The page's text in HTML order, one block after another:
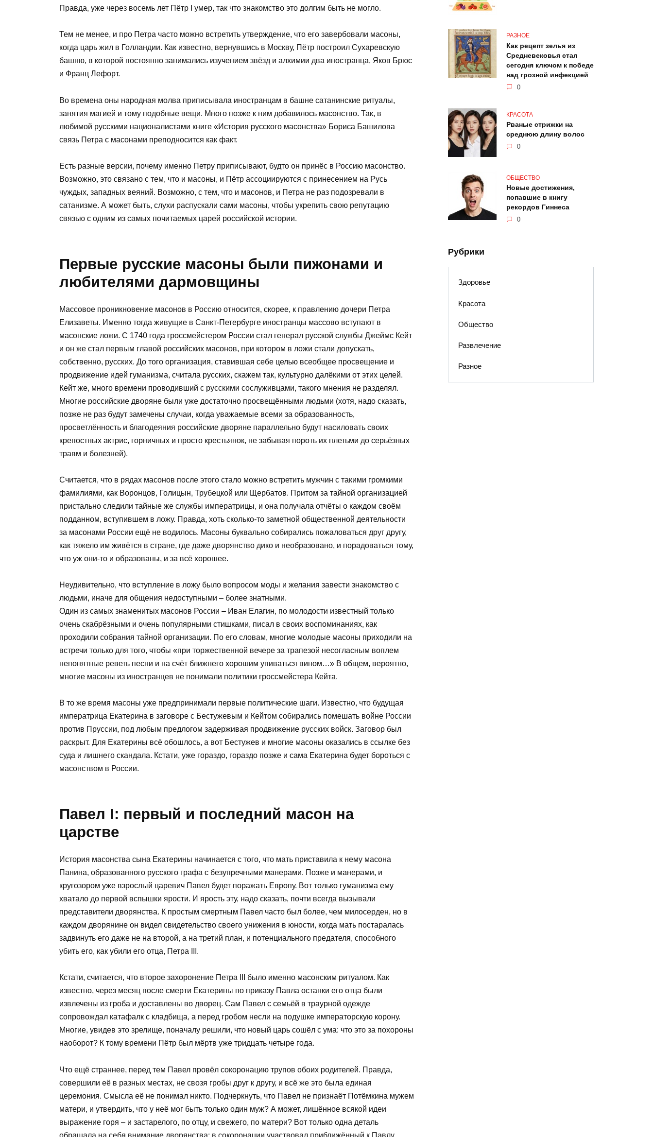
Правда, уже через восемь лет Пётр I умер, так что знакомство это долгим быть не могло.
Тем не менее, и про Петра часто можно встретить утверждение, что его завербовали масоны,
когда царь жил в Голландии. Как известно, вернувшись в Москву, Пётр построил Сухаревскую
башню, в которой постоянно занимались изучением звёзд и алхимии два иностранца, Яков Брюс
и Франц Лефорт.
Во времена оны народная молва приписывала иностранцам в башне сатанинские ритуалы,
занятия магией и тому подобные вещи. Много позже к ним добавилось масонство. Так, в
любимой русскими националистами книге «История русского масонства» Бориса Башилова
связь Петра с масонами преподносится как факт.
Есть разные версии, почему именно Петру приписывают, будто он принёс в Россию масонство.
Возможно, это связано с тем, что и масоны, и Пётр ассоциируются с принесением на Русь
чуждых, западных веяний. Возможно, с тем, что и масонов, и Петра не раз подозревали в
сатанизме. А может быть, слухи распускали сами масоны, чтобы укрепить свою репутацию
связью с одним из самых почитаемых царей российской истории.
Первые русские масоны были пижонами и
любителями дармовщины
Массовое проникновение масонов в Россию относится, скорее, к правлению дочери Петра
Елизаветы. Именно тогда живущие в Санкт-Петербурге иностранцы массово вступают в
масонские ложи. С 1740 года гроссмейстером России стал генерал русской службы Джеймс Кейт
и он же стал первым главой российских масонов, при котором в ложи стали допускать,
собственно, русских. До того организация, ставившая себе целью всеобщее просвещение и
продвижение идей гуманизма, считала русских, скажем так, культурно далёкими от этих целей.
Кейт же, много времени проводивший с русскими сослуживцами, такого мнения не разделял.
Многие российские дворяне были уже достаточно просвещёнными людьми (хотя, надо сказать,
позже не раз будут замечены случаи, когда уважаемые всеми за образованность,
просветлённость и благодеяния российские дворяне параллельно будут насиловать своих
крепостных актрис, горничных и просто крестьянок, не забывая пороть их плетьми до серьёзных
травм и болезней).
Считается, что в рядах масонов после этого стало можно встретить мужчин с такими громкими
фамилиями, как Воронцов, Голицын, Трубецкой или Щербатов. Притом за тайной организацией
пристально следили тайные же службы императрицы, и она получала отчёты о каждом своём
подданном, вступившем в ложу. Правда, хоть сколько-то заметной общественной деятельности
за масонами России ещё не водилось. Масоны буквально собирались пожаловаться друг другу,
как тяжело им живётся в стране, где даже дворянство дико и необразовано, и порадоваться тому,
что уж они-то и образованы, и за всё хорошее.
Неудивительно, что вступление в ложу было вопросом моды и желания завести знакомство с
людьми, иначе для общения недоступными – более знатными.
Один из самых знаменитых масонов России – Иван Елагин, по молодости известный только
очень скабрёзными и очень популярными стишками, писал в своих воспоминаниях, как
проходили собрания тайной организации. По его словам, многие молодые масоны приходили на
встречи только для того, чтобы «при торжественной вечере за трапезой несогласным воплем
непонятные реветь песни и на счёт ближнего хорошим упиваться вином…» В общем, вероятно,
многие масоны из иностранцев не понимали политики гроссмейстера Кейта.
В то же время масоны уже предпринимали первые политические шаги. Известно, что будущая
императрица Екатерина в заговоре с Бестужевым и Кейтом собирались помешать войне России
против Пруссии, под любым предлогом задерживая продвижение русских войск. Заговор был
раскрыт. Для Екатерины всё обошлось, а вот Бестужев и многие масоны оказались в ссылке без
суда и лишнего скандала. Кстати, уже гораздо, гораздо позже и сама Екатерина будет бороться с
масонством в России.
Павел I: первый и последний масон на
царстве
История масонства сына Екатерины начинается с того, что мать приставила к нему масона
Панина, образованного русского графа с безупречными манерами. Позже и манерами, и
кругозором уже взрослый царевич Павел будет поражать Европу. Вот только гуманизма ему
хватало до первой вспышки ярости. И ярость эту, надо сказать, почти всегда вызывали
представители дворянства. К простым смертным Павел часто был более, чем милосерден, но в
каждом дворянине он видел свидетельство своего унижения в юности, когда мать постаралась
задвинуть его даже не на второй, а на третий план, и потенциального предателя, способного
убить его, как убили его отца, Петра III.
Кстати, считается, что второе захоронение Петра III было именно масонским ритуалом. Как
известно, через месяц после смерти Екатерины по приказу Павла останки его отца были
извлечены из гроба и доставлены во дворец. Сам Павел с семьёй в траурной одежде
сопровождал катафалк с кладбища, а перед гробом несли на подушке императорскую корону.
Многие, увидев это зрелище, поначалу решили, что новый царь сошёл с ума: что это за похороны
наоборот? К тому времени Пётр был мёртв уже тридцать четыре года.
Что ещё страннее, перед тем Павел провёл сокоронацию трупов обоих родителей. Правда,
совершили её в разных местах, не свозя гробы друг к другу, и всё же это была единая
церемония. Смысла её не понимал никто. Подчеркнуть, что Павел не признаёт Потёмкина мужем
матери, и утвердить, что у неё мог быть только один муж? А может, лишённое всякой идеи
выражение горя – и застарелого, по отцу, и свежего, по матери? Вот только одна деталь
обращала на себя внимание дворянства: в сокоронации участвовал приближённый к Павлу
РАЗНОЕ
Как рецепт зелья из
Средневековья стал
сегодня ключом к победе
над грозной инфекцией
0
КРАСОТА
Рваные стрижки на
среднюю длину волос
0
ОБЩЕСТВО
Новые достижения,
попавшие в книгу
рекордов Гиннеса
0
Рубрики
Здоровье
Красота
Общество
Развлечение
Разное